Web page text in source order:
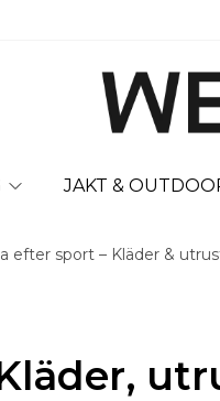
JAKT &
efter sport – Kläder &